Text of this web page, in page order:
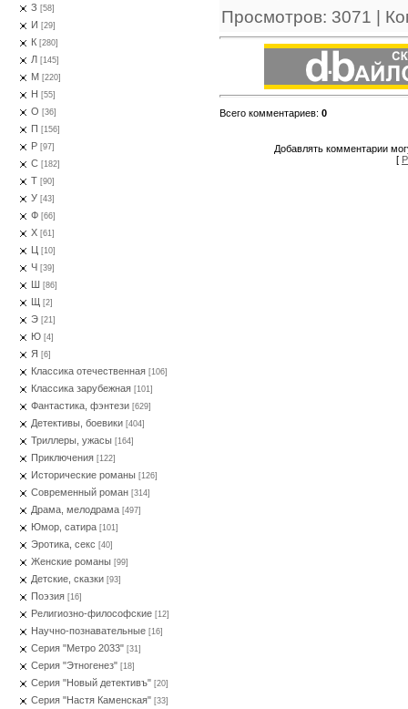
З [58]
И [29]
К [280]
Л [145]
М [220]
Н [55]
О [36]
П [156]
Р [97]
С [182]
Т [90]
У [43]
Ф [66]
Х [61]
Ц [10]
Ч [39]
Ш [86]
Щ [2]
Э [21]
Ю [4]
Я [6]
Классика отечественная [106]
Классика зарубежная [101]
Фантастика, фэнтези [629]
Детективы, боевики [404]
Триллеры, ужасы [164]
Приключения [122]
Исторические романы [126]
Современный роман [314]
Драма, мелодрама [497]
Юмор, сатира [101]
Эротика, секс [40]
Женские романы [99]
Детские, сказки [93]
Поэзия [16]
Религиозно-философские [12]
Научно-познавательные [16]
Серия "Метро 2033" [31]
Серия "Этногенез" [18]
Серия "Новый детективъ" [20]
Серия "Настя Каменская" [33]
Просмотров: 3071 |
Всего комментариев: 0
Добавлять комментарии
[